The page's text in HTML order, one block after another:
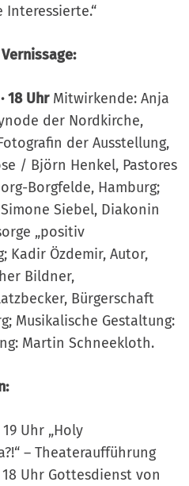
Interessierte.“
18 UhrMitwirkende: Anja
der Nordkirche,
der Ausstellung,
/ Björn Henkel, Pastores
Borgfelde, Hamburg;
Siebel, Diakonin
„positiv
Kadir Özdemir, Autor,
Bildner,
Bürgerschaft
Musikalische Gestaltung:
Martin Schneekloth.
19 Uhr „Holy
– Theateraufführung
18 Uhr Gottesdienst von